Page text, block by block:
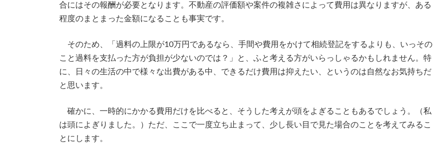
合にはその報酬が必要となります。不動産の評価額や案件の複雑さによって費用は異なりますが、ある
程度のまとまった金額になることも事実です。
そのため、「過料の上限が10万円であるなら、手間や費用をかけて相続登記をするよりも、いっその
こと過料を支払った方が負担が少ないのでは？」と、ふと考える方がいらっしゃるかもしれません。特
に、日々の生活の中で様々な出費がある中、できるだけ費用は抑えたい、というのは自然なお気持ちだ
と思います。
確かに、一時的にかかる費用だけを比べると、そうした考えが頭をよぎることもあるでしょう。（私
は頭によぎりました。）ただ、ここで一度立ち止まって、少し長い目で見た場合のことを考えてみるこ
とにします。